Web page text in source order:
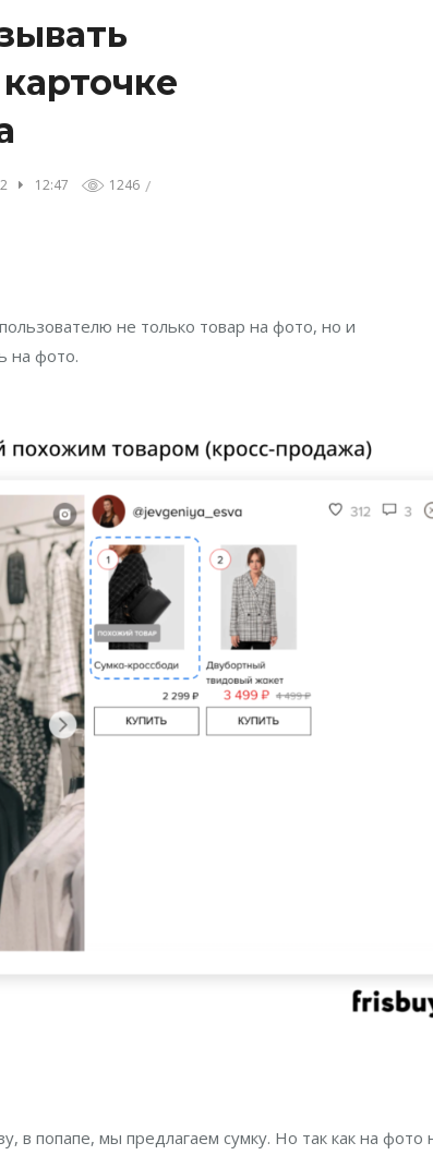
12:47 1246 /
не только товар на фото, но и
на фото.
в попапе, мы предлагаем сумку. Но так как на фото